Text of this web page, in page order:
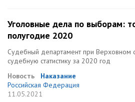
Уголовные дела по выборам:
полугодие 2020
Судебный департамент при
судебную статистику за 2020 год
Новость
Наказание
Российская Федерация
11.05.2021